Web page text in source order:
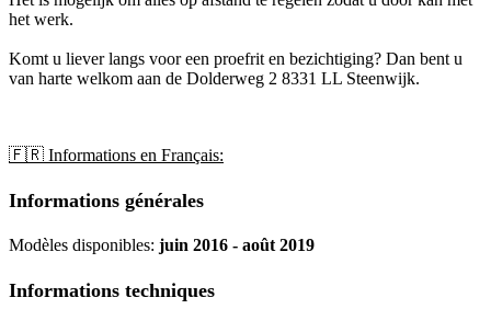
het werk.
Komt u liever langs voor een proefrit en bezichtiging? Dan bent u
van harte welkom aan de Dolderweg 2 8331 LL Steenwijk.
🇫🇷 Informations en Français:
Informations générales
Modèles disponibles: juin 2016 - août 2019
Informations techniques